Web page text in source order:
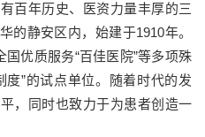
百年历史、医资力量丰厚的三
的静安区内，始建于1910年。
国优质服务“百佳医院”等多项殊
度”的试点单位。随着时代的发
，同时也致力于为患者创造一